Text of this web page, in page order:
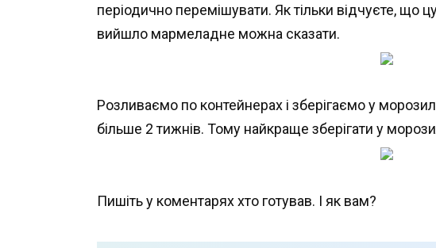
періодично перемішувати. Як тільки відчуєте, що
вийшло мармеладне можна сказати.
Розливаємо по контейнерах і зберігаємо у
більше 2 тижнів. Тому найкраще зберігати у
Пишіть у коментарях хто готував. І як вам?